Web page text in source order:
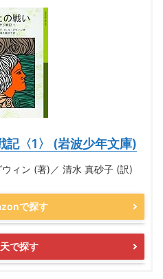
〈1〉 (岩波少年文庫)
ィン (著)／ 清水 真砂子 (訳)
で探す
で探す